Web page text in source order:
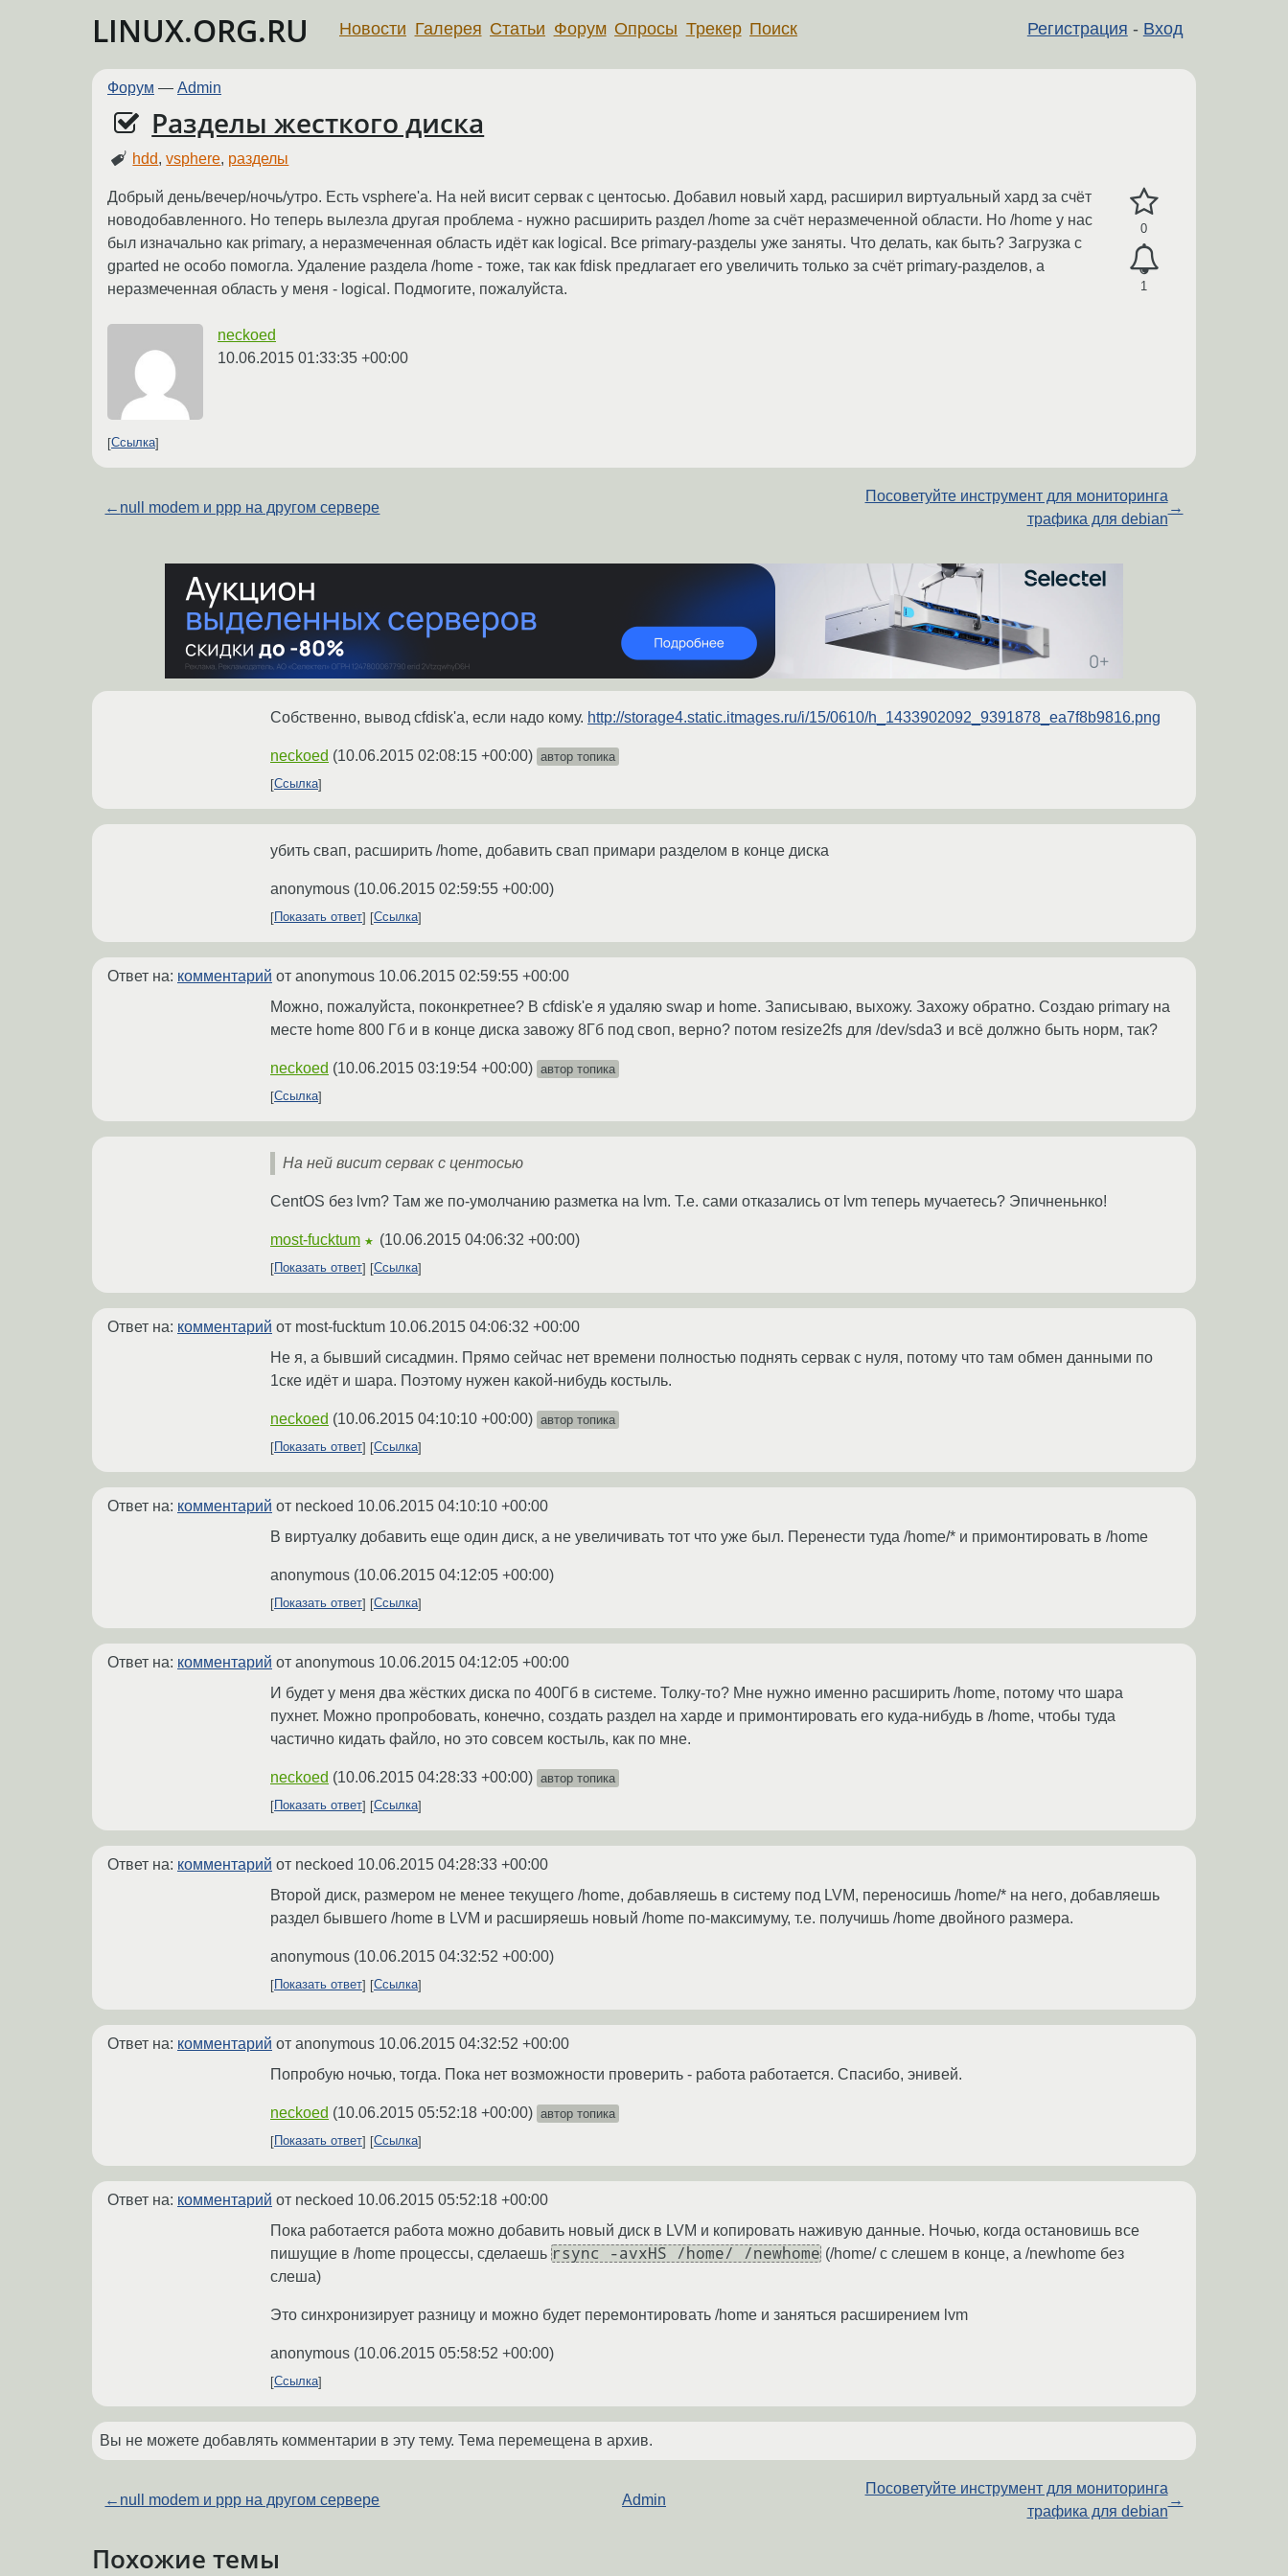
LINUX.ORG.RU Регистрация - Вход
Новости Галерея Статьи Форум Опросы Трекер Поиск
Форум — Admin
Разделы жесткого диска
hdd,vsphere, разделы
0
1
Добрый день/вечер/ночь/утро. Есть vsphere'а. На ней висит сервак с центосью. Добавил новый хард, расширил виртуальный хард за счёт
новодобавленного. Но теперь вылезла другая проблема - нужно расширить раздел /home за счёт неразмеченной области. Но /home у нас
был изначально как primary, а неразмеченная область идёт как logical. Все primary-разделы уже заняты. Что делать, как быть? Загрузка с
gparted не особо помогла. Удаление раздела /home - тоже, так как fdisk предлагает его увеличить только за счёт primary-разделов, а
неразмеченная область у меня - logical. Подмогите, пожалуйста.
neckoed
10.06.2015 01:33:35 +00:00
Ссылка
← null modem и ppp на другом сервере
Посоветуйте инструмент для мониторинга
трафика для debian
→
Собственно, вывод cfdisk'а, если надо кому. http://storage4.static.itmages.ru/i/15/0610/h_1433902092_9391878_ea7f8b9816.png
neckoed (10.06.2015 02:08:15 +00:00) автор топика
Ссылка
убить свап, расширить /home, добавить свап примари разделом в конце диска
anonymous (10.06.2015 02:59:55 +00:00)
Показать ответ Ссылка
Ответ на: комментарий от anonymous 10.06.2015 02:59:55 +00:00
Можно, пожалуйста, поконкретнее? В cfdisk'e я удаляю swap и home. Записываю, выхожу. Захожу обратно. Создаю primary на
месте home 800 Гб и в конце диска завожу 8Гб под своп, верно? потом resize2fs для /dev/sda3 и всё должно быть норм, так?
neckoed (10.06.2015 03:19:54 +00:00) автор топика
Ссылка
На ней висит сервак с центосью
CentOS без lvm? Там же по-умолчанию разметка на lvm. T.e. сами отказались от lvm теперь мучаетесь? Эпичненьнко!
most-fucktum ★ (10.06.2015 04:06:32 +00:00)
Показать ответ Ссылка
Ответ на: комментарий от most-fucktum 10.06.2015 04:06:32 +00:00
Не я, а бывший сисадмин. Прямо сейчас нет времени полностью поднять сервак с нуля, потому что там обмен данными по
1ске идёт и шара. Поэтому нужен какой-нибудь костыль.
neckoed (10.06.2015 04:10:10 +00:00) автор топика
Показать ответ
Ссылка
Ответ на: комментарий от neckoed 10.06.2015 04:10:10 +00:00
В виртуaлку добавить еще один диск, а не увеличивать тот что уже был. Перенести туда /home/* и примонтировать в /home
anonymous (10.06.2015 04:12:05 +00:00)
Показать ответ Ссылка
Ответ на: комментарий от anonymous 10.06.2015 04:12:05 +00:00
И будет у меня два жёстких диска по 400Гб в системе. Толку-то? Мне нужно именно расширить /home, потому что шара
пухнет. Можно пропробовать, конечно, создать раздел на харде и примонтировать его куда-нибудь в /home, чтобы туда
частично кидать файло, но это совсем костыль, как по мне.
neckoed (10.06.2015 04:28:33 +00:00) автор топика
Показать ответ
Ссылка
Ответ на: комментарий от neckoed 10.06.2015 04:28:33 +00:00
Второй диск, размером не менее текущего /home, добавляешь в систему под LVM, переносишь /home/* на него, добавляешь
раздел бывшего /home в LVM и расширяешь новый /home по-максимуму, т.е. получишь /home двойного размера.
anonymous (10.06.2015 04:32:52 +00:00)
Показать ответ Ссылка
Ответ на: комментарий от anonymous 10.06.2015 04:32:52 +00:00
Попробую ночью, тогда. Пока нет возможности проверить - работа работается. Спасибо, энивей.
neckoed (10.06.2015 05:52:18 +00:00) автор топика
Показать ответ
Ссылка
Ответ на: комментарий от neckoed 10.06.2015 05:52:18 +00:00
Пока работается работа можно добавить новый диск в LVM и копировать наживую данные. Ночью, когда остановишь все
пишущие в /home процессы, сделаешь rsync -avxHS /home/ /newhome (/home/ с слешем в конце, а /newhome без
слеша)
Это синхронизирует разницу и можно будет перемонтировать /home и заняться расширением lvm
anonymous (10.06.2015 05:58:52 +00:00)
Ссылка
Вы не можете добавлять комментарии в эту тему. Тема перемещена в архив.
← null modem и ppp на другом сервере Admin
Посоветуйте инструмент для мониторинга
трафика для debian
→
Похожие темы